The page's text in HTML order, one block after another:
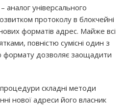
аналог універсального
протоколу в блокчейні
нових форматів адрес. Майже всі
повністю сумісні один з
формату дозволяє заощадити
складні методи
нової адреси його власник